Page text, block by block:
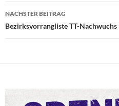
NÄCHSTER BEITRAG
Bezirksvorrangliste TT-Nachwuchs